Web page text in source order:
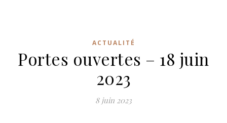
ACTUALITÉ
Portes ouvertes – 18 juin
2023
8 juin 2023